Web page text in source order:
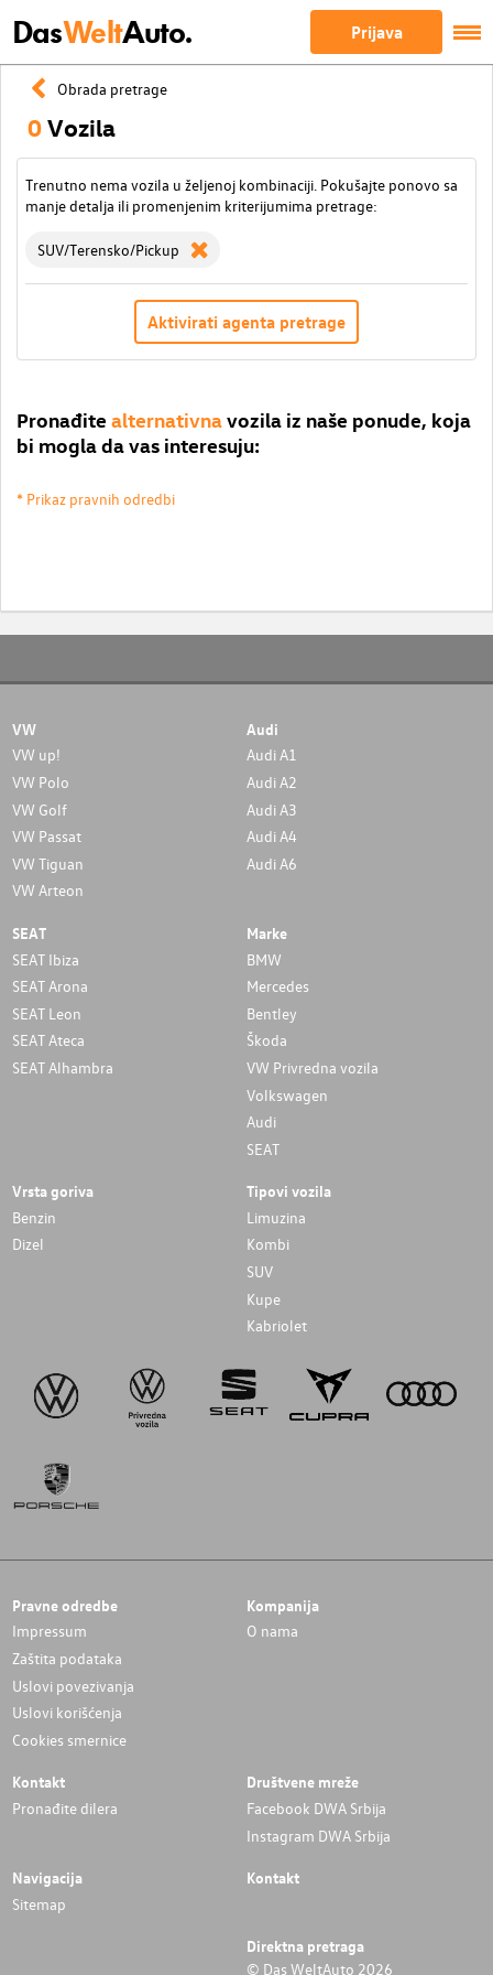
DasWeltAuto. Prijava
Obrada pretrage
0Vozila
Trenutno nema vozila u željenoj kombinaciji. Pokušajte ponovo sa
manje detalja ili promenjenim kriterijumima pretrage:
SUV/Terensko/Pickup
Aktivirati agenta pretrage
Pronađite alternativnavozila iz naše ponude, koja
bi mogla da vas interesuju:
* Prikaz pravnih odredbi
VW
VW up!
VW Polo
VW Golf
VW Passat
VW Tiguan
VW Arteon
Audi
Audi A1
Audi A2
Audi A3
Audi A4
Audi A6
SEAT
SEAT Ibiza
SEAT Arona
SEAT Leon
SEAT Ateca
SEAT Alhambra
Marke
BMW
Mercedes
Bentley
Škoda
VW Privredna vozila
Volkswagen
Audi
SEAT
Vrsta goriva
Benzin
Dizel
Tipovi vozila
Limuzina
Kombi
SUV
Kupe
Kabriolet
Pravne odredbe
Impressum
Zaštita podataka
Uslovi povezivanja
Uslovi korišćenja
Cookies smernice
Kompanija
O nama
Kontakt
Pronađite dilera
Društvene mreže
Facebook DWA Srbija
Instagram DWA Srbija
Navigacija
Sitemap
Kontakt
Direktna pretraga
© Das WeltAuto 2026